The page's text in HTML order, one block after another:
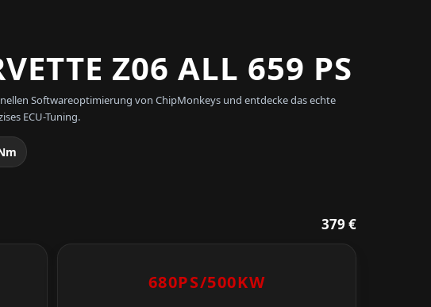
Z06 ALL 659 PS
Softwareoptimierung von ChipMonkeys und entdecke das echte
ECU-Tuning.
379 €
680PS/500KW